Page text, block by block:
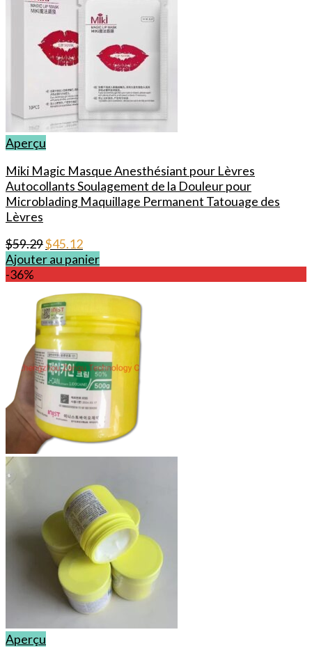
Aperçu
Miki Magic Masque Anesthésiant pour Lèvres
Autocollants Soulagement de la Douleur pour
Microblading Maquillage Permanent Tatouage des
Lèvres
$59.29Le
prix
$59.29.
$45.12Le
prix
$45.12.
Ajouter au panier
-36%
Aperçu